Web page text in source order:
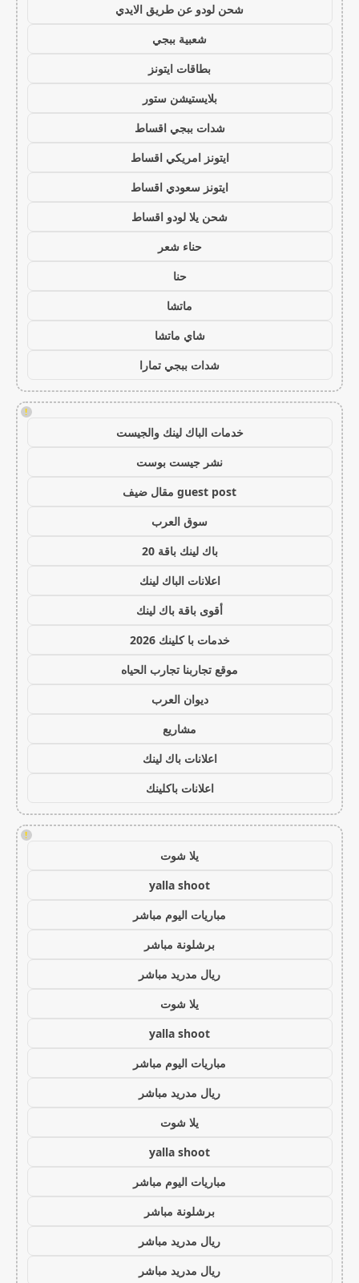
شحن لودو عن طريق الايدي
شعبية ببجي
بطاقات ايتونز
بلايستيشن ستور
شدات ببجي اقساط
ايتونز امريكي اقساط
ايتونز سعودي اقساط
شحن يلا لودو اقساط
حناء شعر
حنا
ماتشا
شاي ماتشا
شدات ببجي تمارا
!
خدمات الباك لينك والجيست
نشر جيست بوست
guest post مقال ضيف
سوق العرب
باك لينك باقة 20
اعلانات الباك لينك
أقوى باقة باك لينك
خدمات با كلينك 2026
موقع تجاربنا تجارب الحياه
ديوان العرب
مشاريع
اعلانات باك لينك
اعلانات باكلينك
!
يلا شوت
yalla shoot
مباريات اليوم مباشر
برشلونة مباشر
ريال مدريد مباشر
يلا شوت
yalla shoot
مباريات اليوم مباشر
ريال مدريد مباشر
يلا شوت
yalla shoot
مباريات اليوم مباشر
برشلونة مباشر
ريال مدريد مباشر
ريال مدريد مباشر